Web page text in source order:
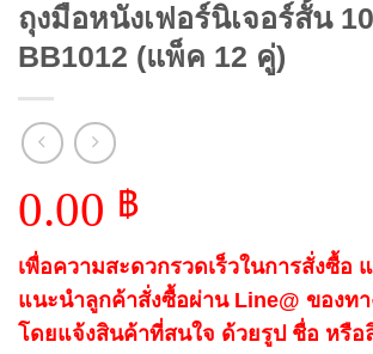
ถุงมือหนังเฟอร์นิเจอร์สั้น
BB1012 (แพ็ค 12 คู่)
0.00 ฿
เพื่อความสะดวกรวดเร็วในการสั่งซื้อ
แนะนำลูกค้าสั่งซื้อผ่าน Line@ ของท
โดยแจ้งสินค้าที่สนใจ ด้วยรูป ชื่อ หรือ